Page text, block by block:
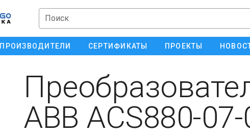
Поиск
ПРОИЗВОДИТЕЛИ СЕРТИФИКАТЫ ПРОЕКТЫ
ABB ACS880-